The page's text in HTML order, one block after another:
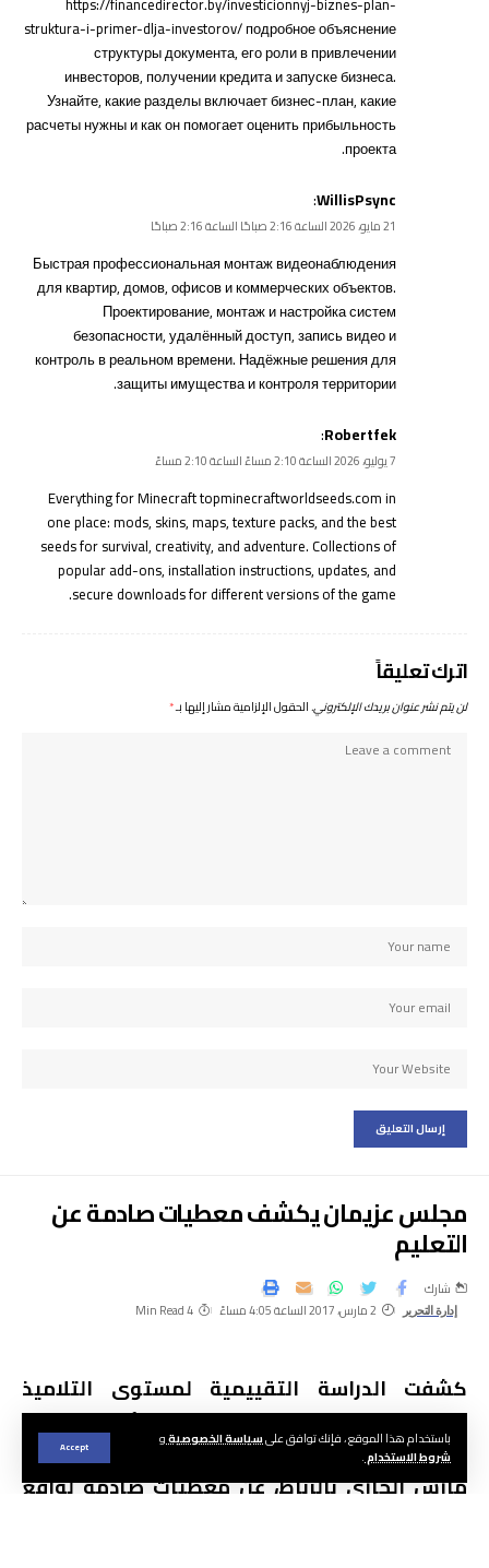
باستخدام هذا الموقع ، فإنك توافق علىسياسة الخصوصيةو
شروط الاستخدام.
Accept
struktura-i-primer-dlja-investorov/подробное объяснение
структуры документа, его роли в привлечении
инвесторов, получении кредита и запуске бизнеса.
Узнайте, какие разделы включает бизнес-план, какие
расчеты нужны и как он помогает оценить прибыльность
проекта.
WillisPsync
:
21 مايو، 2026 الساعة 2:16 صباحًا الساعة 2:16 صباحًا
Быстрая профессиональнаямонтаж видеонаблюдения
для квартир, домов, офисов и коммерческих объектов.
Проектирование, монтаж и настройка систем
безопасности, удалённый доступ, запись видео и
контроль в реальном времени. Надёжные решения для
защиты имущества и контроля территории.
Robertfek
:
7 يوليو، 2026 الساعة 2:10 مساءً الساعة 2:10 مساءً
Everything for Minecrafttopminecraftworldseeds.comin
one place: mods, skins, maps, texture packs, and the best
seeds for survival, creativity, and adventure. Collections of
popular add-ons, installation instructions, updates, and
secure downloads for different versions of the game.
اترك تعليقاً
لن يتم نشر عنوان بريدك الإلكتروني.الحقول الإلزامية مشار إليها بـ*
مجلس عزيمان يكشف معطيات صادمة عن
التعليم
إدارة التحرير 2 مارس، 2017 الساعة 4:05 مساءً 4 Min Read
شارك
كشفت الدراسة التقييمية لمستوى التلاميذ
المغاربة، التي قدمها المجلس الأعلى للتربية
والتكوين والبحث العلمي أمس الأربعاء فاتح
مارس الجاري بالرباط، عن معطيات صادمة لواقع